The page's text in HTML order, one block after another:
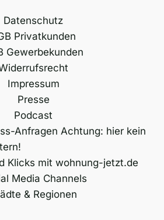
Datenschutz
Privatkunden
Gewerbekunden
Impressum
Presse
Podcast
Anfragen Achtung: hier kein
Klicks mit wohnung-jetzt.de
Media Channels
& Regionen